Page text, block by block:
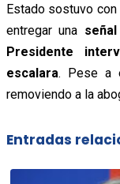
Estado sostuvo
entregar una
Presidente
escalara. Pese a
removiendo a la
Entradas